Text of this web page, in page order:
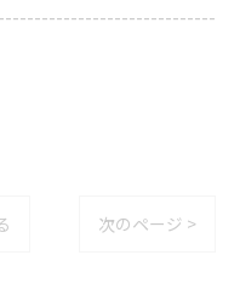
次のページ >